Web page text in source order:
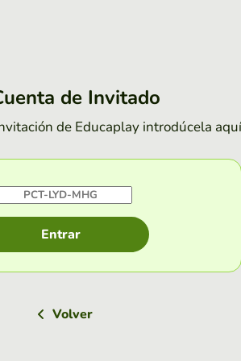
de Invitado
de Educaplay introdúcela
Entrar
Volver